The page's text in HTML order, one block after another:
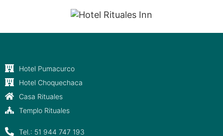
Hotel Pumacurco
Hotel Choquechaca
Casa Rituales
Templo Rituales
Tel.: 51 944 747 193